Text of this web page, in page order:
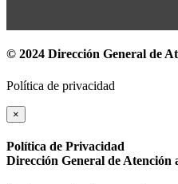
© 2024 Dirección General de
Política de privacidad
×
Política de Privacidad
Dirección General de Atención